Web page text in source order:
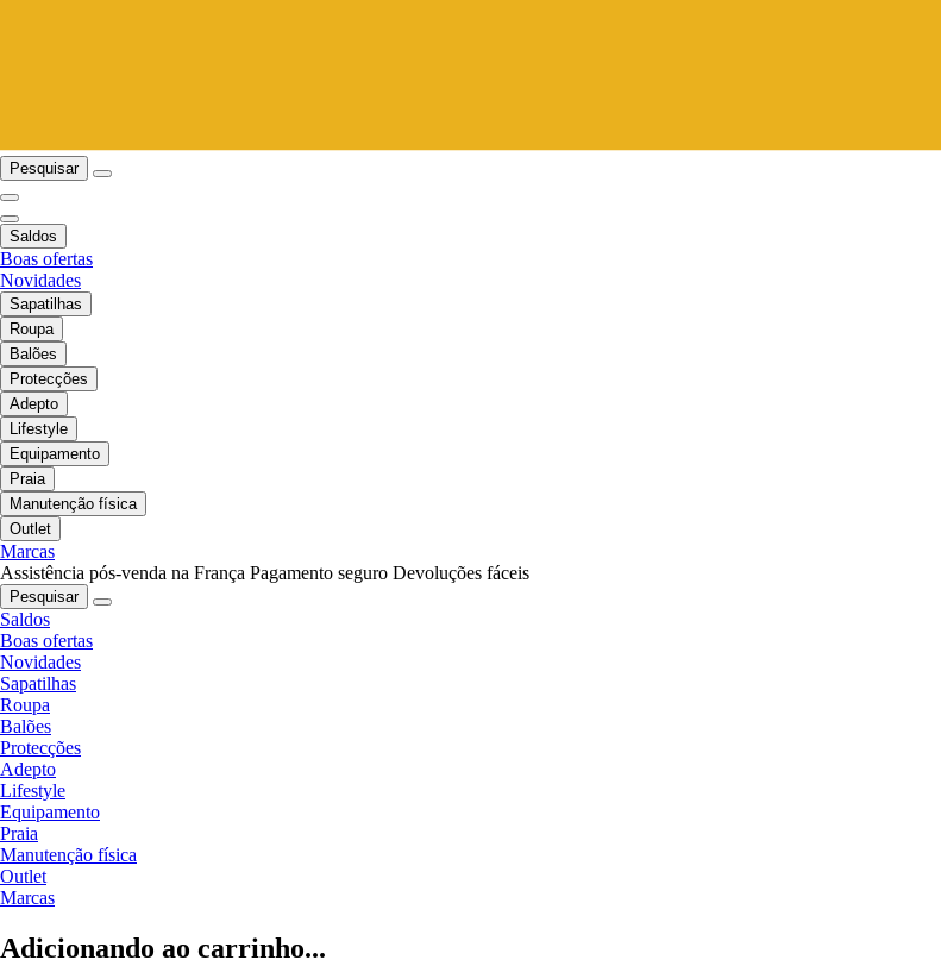
Pesquisar
Saldos
Boas ofertas
Novidades
Sapatilhas
Roupa
Balões
Protecções
Adepto
Lifestyle
Equipamento
Praia
Manutenção física
Outlet
Marcas
Assistência pós-venda na França Pagamento seguro Devoluções fáceis
Pesquisar
Saldos
Boas ofertas
Novidades
Sapatilhas
Roupa
Balões
Protecções
Adepto
Lifestyle
Equipamento
Praia
Manutenção física
Outlet
Marcas
Adicionando ao carrinho...